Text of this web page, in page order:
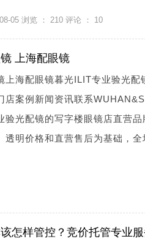
05 浏览 ： 210 评论 ： 10
上海配眼镜
上海配眼镜暮光ILIT专业验光
店案例新闻资讯联系
验光配镜的写字楼眼镜店直营
透明价格和直营售后为基础，
怎样管控？竞价托管专业